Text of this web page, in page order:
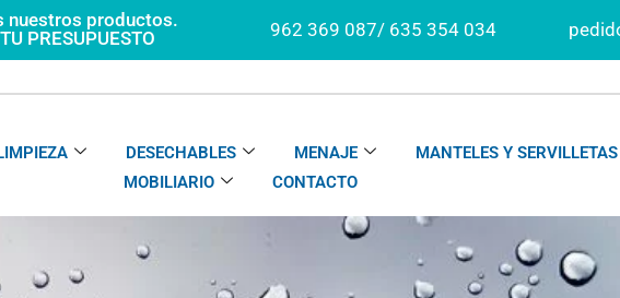
nuestros productos.
PRESUPUESTO
962 369 087/ 635 354 034
DESECHABLES MENAJE MANTELES Y SERVILLETAS
MOBILIARIO
CONTACTO